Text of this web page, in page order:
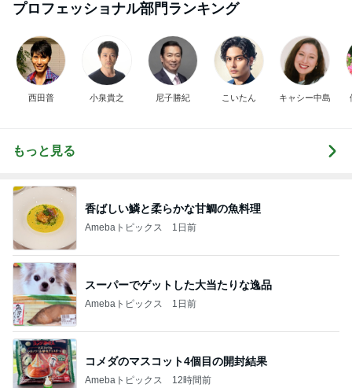
プロフェッショナル部門ランキング
西田普 小泉貴之 尼子勝紀 こいたん キャシー中島
もっと見る
香ばしい鱗と柔らかな甘鯛の魚料理
Amebaトピックス 1日前
スーパーでゲットした大当たりな逸品
Amebaトピックス 1日前
コメダのマスコット4個目の開封結果
Amebaトピックス 12時間前